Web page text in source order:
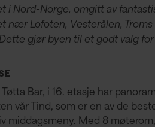
i Nord-Norge, omgitt av
nær Lofoten, Vesterålen,
gjør byen til et godt valg
Tøtta Bar, i 16. etasje har
vår Tind, som er en av de
middagsmeny. Med 8